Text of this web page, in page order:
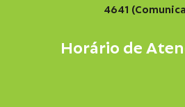
4641
Horário de